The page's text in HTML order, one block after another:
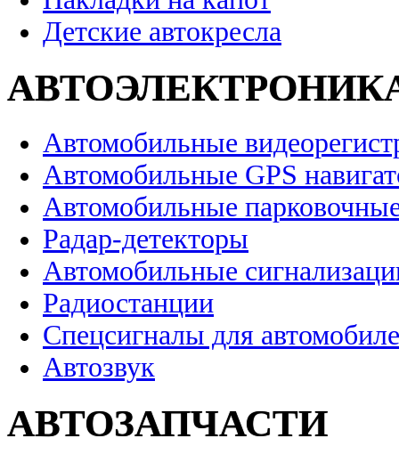
Детские автокресла
Автомобильные
Автомобильные GPS
Автомобильные
Радар-детекторы
Автомобильные
Радиостанции
Спецсигналы для
Автозвук
АВТОЗАПЧАСТИ